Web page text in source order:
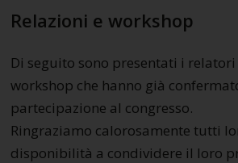
Relazioni e workshop
Di seguito sono presentati i
workshop che hanno già
partecipazione al congresso.
Ringraziamo calorosamente tutti
disponibilità a condividere il loro